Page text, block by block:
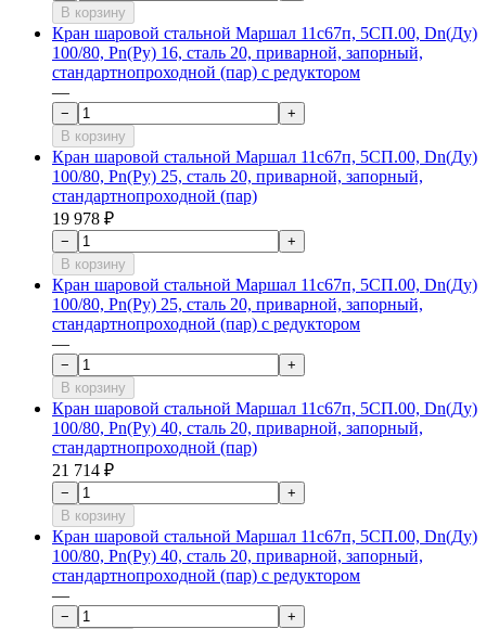
В корзину
Кран шаровой стальной Маршал 11с67п, 5СП.00, Dn(Ду)
100/80, Рn(Ру) 16, сталь 20, приварной, запорный,
стандартнопроходной (пар) с редуктором
—
−
+
В корзину
Кран шаровой стальной Маршал 11с67п, 5СП.00, Dn(Ду)
100/80, Рn(Ру) 25, сталь 20, приварной, запорный,
стандартнопроходной (пар)
19 978 ₽
−
+
В корзину
Кран шаровой стальной Маршал 11с67п, 5СП.00, Dn(Ду)
100/80, Рn(Ру) 25, сталь 20, приварной, запорный,
стандартнопроходной (пар) с редуктором
—
−
+
В корзину
Кран шаровой стальной Маршал 11с67п, 5СП.00, Dn(Ду)
100/80, Рn(Ру) 40, сталь 20, приварной, запорный,
стандартнопроходной (пар)
21 714 ₽
−
+
В корзину
Кран шаровой стальной Маршал 11с67п, 5СП.00, Dn(Ду)
100/80, Рn(Ру) 40, сталь 20, приварной, запорный,
стандартнопроходной (пар) с редуктором
—
−
+